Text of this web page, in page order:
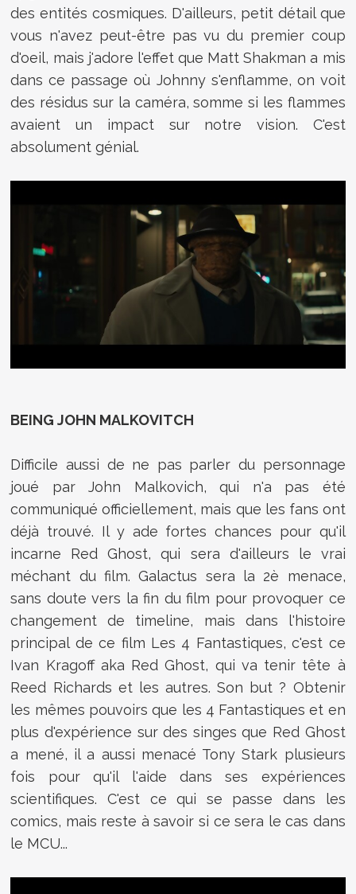
des entités cosmiques. D'ailleurs, petit détail que
vous n'avez peut-être pas vu du premier coup
d'oeil, mais j'adore l'effet que Matt Shakman a mis
dans ce passage où Johnny s'enflamme, on voit
des résidus sur la caméra, somme si les flammes
avaient un impact sur notre vision. C'est
absolument génial.
BEING JOHN MALKOVITCH
Difficile aussi de ne pas parler du personnage
joué par John Malkovich, qui n'a pas été
communiqué officiellement, mais que les fans ont
déjà trouvé. Il y ade fortes chances pour qu'il
incarne Red Ghost, qui sera d'ailleurs le vrai
méchant du film. Galactus sera la 2è menace,
sans doute vers la fin du film pour provoquer ce
changement de timeline, mais dans l'histoire
principal de ce film Les 4 Fantastiques, c'est ce
Ivan Kragoff aka Red Ghost, qui va tenir tête à
Reed Richards et les autres. Son but ? Obtenir
les mêmes pouvoirs que les 4 Fantastiques et en
plus d'expérience sur des singes que Red Ghost
a mené, il a aussi menacé Tony Stark plusieurs
fois pour qu'il l'aide dans ses expériences
scientifiques. C'est ce qui se passe dans les
comics, mais reste à savoir si ce sera le cas dans
le MCU...